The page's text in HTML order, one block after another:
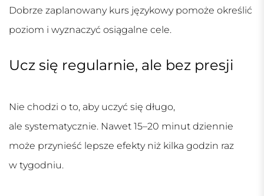
Dobrze zaplanowany kurs językowypomoże określić
poziom i wyznaczyć osiągalne cele.
Ucz się regularnie, ale bez presji
Nie chodzi o to, aby uczyć się długo,
ale systematycznie. Nawet 15–20 minut dziennie
może przynieść lepsze efekty niż kilka godzin raz
w tygodniu.